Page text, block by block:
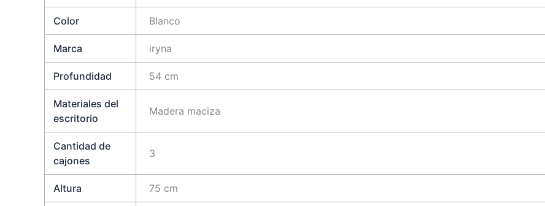
Color Blanco
Marca iryna
Profundidad 54 cm
Materiales del
escritorio
Madera maciza
Cantidad de
cajones
3
Altura 75 cm